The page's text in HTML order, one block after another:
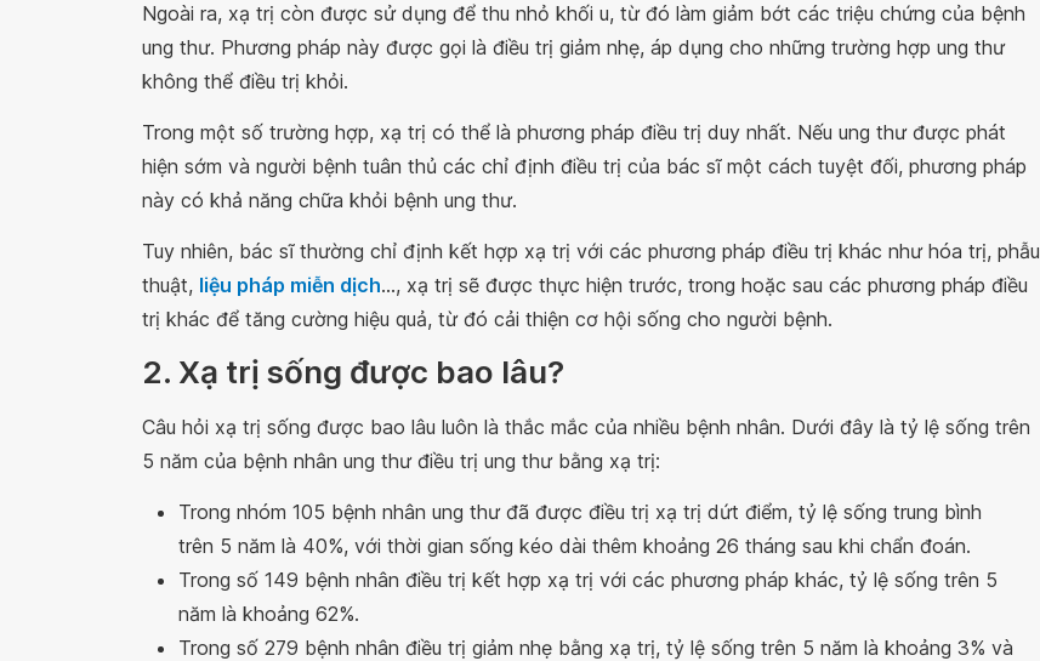
Ngoài ra, xạ trị còn được sử dụng để thu nhỏ khối u, từ đó làm giảm bớt các triệu chứng của bệnh
ung thư. Phương pháp này được gọi là điều trị giảm nhẹ, áp dụng cho những trường hợp ung thư
không thể điều trị khỏi.
Trong một số trường hợp, xạ trị có thể là phương pháp điều trị duy nhất. Nếu ung thư được phát
hiện sớm và người bệnh tuân thủ các chỉ định điều trị của bác sĩ một cách tuyệt đối, phương pháp
này có khả năng chữa khỏi bệnh ung thư.
Tuy nhiên, bác sĩ thường chỉ định kết hợp xạ trị với các phương pháp điều trị khác như hóa trị, phẫu
thuật, liệu pháp miễn dịch…, xạ trị sẽ được thực hiện trước, trong hoặc sau các phương pháp điều
trị khác để tăng cường hiệu quả, từ đó cải thiện cơ hội sống cho người bệnh.
2. Xạ trị sống được bao lâu?
Câu hỏi xạ trị sống được bao lâu luôn là thắc mắc của nhiều bệnh nhân. Dưới đây là tỷ lệ sống trên
5 năm của bệnh nhân ung thư điều trị ung thư bằng xạ trị:
Trong nhóm 105 bệnh nhân ung thư đã được điều trị xạ trị dứt điểm, tỷ lệ sống trung bình
trên 5 năm là 40%, với thời gian sống kéo dài thêm khoảng 26 tháng sau khi chẩn đoán.
Trong số 149 bệnh nhân điều trị kết hợp xạ trị với các phương pháp khác, tỷ lệ sống trên 5
năm là khoảng 62%.
Trong số 279 bệnh nhân điều trị giảm nhẹ bằng xạ trị, tỷ lệ sống trên 5 năm là khoảng 3% và